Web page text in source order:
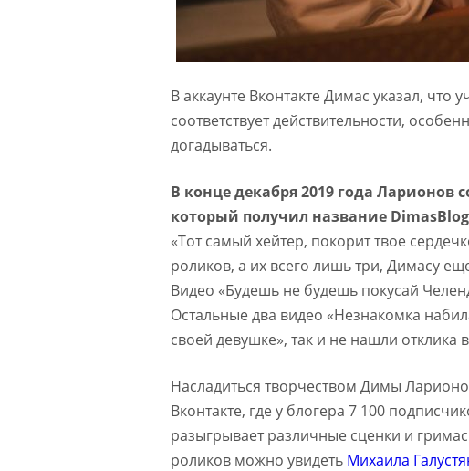
В аккаунте Вконтакте Димас указал, что
соответствует действительности,
догадываться.
В конце декабря 2019 года Ларионов
который получил название DimasBlog
«Тот самый хейтер, покорит твое
роликов, а их всего лишь три, Димасу
Видео «Будешь не будешь покусай
Остальные два видео «Незнакомка
своей девушке», так и не нашли отклика
Насладиться творчеством Димы
Вконтакте, где у блогера 7 100
разыгрывает различные сценки и
роликов можно увидеть Михаила